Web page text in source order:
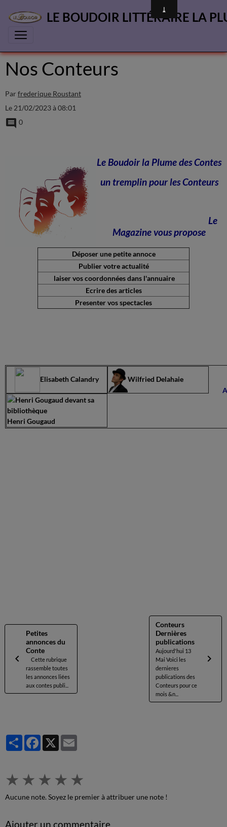
LE BOUDOIR LITTÉRAIRE LA
Nos Conteurs
Par frederique Roustant
Le 21/02/2023à 08:01
0
Le Boudoir la Plume des Contes
un tremplin pour les Conteurs
Le
Magazine vous propose
Déposer une petite annoce
Publier votre actualité
laiser vos coordonnées dans l'annuaire
Ecrire des articles
Presenter vos spectacles
Elisabeth Calandry Wilfried Delahaie
Henri Gougaud
Petites
annonces du
Conte
Cette rubrique
rassemble toutes
les annonces liées
aux contes publi...
Conteurs
Dernières
publications
Aujourd'hui 13
Mai Voici les
dernieres
publications des
Conteurs pour ce
mois &n...
PartagerFacebook
X
★ ★ ★ ★ ★
Aucune note. Soyez le premier à attribuer une note !
Ajouter un commentaire